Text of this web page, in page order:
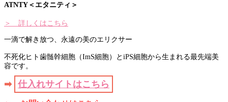
ATNTY＜エタニティ＞
＞ 詳しくはこちら
一滴で解き放つ、永遠の美のエリクサー
不死化ヒト歯髄幹細胞（ImS細胞）とiPS細胞から生まれる最先端美
容です。
➡ 仕入れサイトはこちら